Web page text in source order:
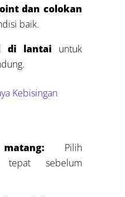
dan colokan
baik.
di lantaiuntuk
Kebisingan
Pilih
tepat sebelum